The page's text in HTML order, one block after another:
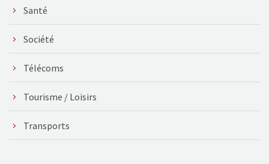
Santé
Société
Télécoms
Tourisme / Loisirs
Transports